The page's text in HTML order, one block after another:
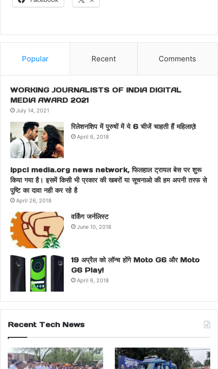
Popular Recent Comments
WORKING JOURNALISTS OF INDIA DIGITAL
MEDIA AWARD 2021
July 14, 2021
रिलेशनशिप में पुरुषों में ये 6 चीजें चाहती हैं महिलाएं!
April 6, 2018
ippci media.org news network, फिलहाल ट्रायल बेस पर शुरू
किया गया है। इसमें किसी भी प्रकार की खबरों या सूचनाओ की हम अपनी तरफ से
पुष्टि का दावा नही कर रहे है
April 26, 2018
वर्किंग जर्नलिस्ट
June 10, 2018
19 अप्रैल को लॉन्च होंगे Moto G6 और Moto
G6 Play!
April 6, 2018
Recent Tech News